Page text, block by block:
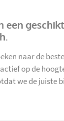
een
naar de
op de
we de juiste